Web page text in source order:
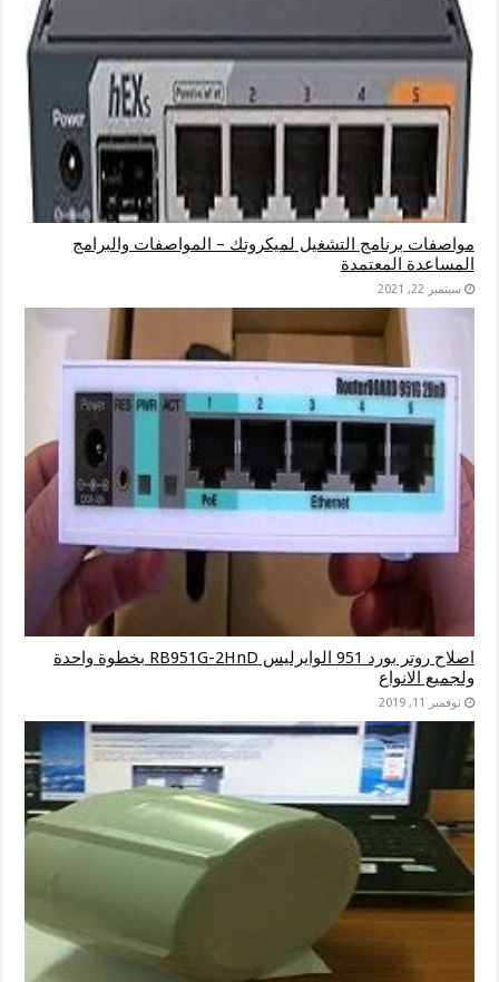
مواصفات برنامج التشغيل لميكروتك – المواصفات والبرامج
المساعدة المعتمدة
سبتمبر 22, 2021
اصلاح روتر بورد 951 الوايرليس RB951G-2HnD بخطوة واحدة
ولجميع الانواع
نوفمبر 11, 2019